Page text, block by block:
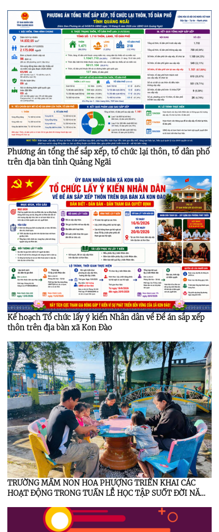
Phương án tổng thể sắp xếp, tổ chức lại thôn, tổ dân phố
trên địa bàn tỉnh Quảng Ngãi
Kế hoạch Tổ chức lấy ý kiến Nhân dân về Đề án sắp xếp
thôn trên địa bàn xã Kon Đào
TRƯỜNG MẦM NON HOA PHƯỢNG TRIỂN KHAI CÁC
HOẠT ĐỘNG TRONG TUẦN LỄ HỌC TẬP SUỐT ĐỜI NĂM